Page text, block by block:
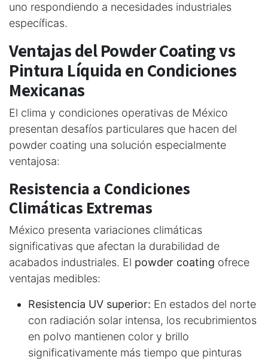
uno respondiendo a necesidades industriales
específicas.
Ventajas del Powder Coating vs
Pintura Líquida en Condiciones
Mexicanas
El clima y condiciones operativas de México
presentan desafíos particulares que hacen del
powder coating una solución especialmente
ventajosa:
Resistencia a Condiciones
Climáticas Extremas
México presenta variaciones climáticas
significativas que afectan la durabilidad de
acabados industriales. El powder coating ofrece
ventajas medibles:
Resistencia UV superior: En estados del norte
con radiación solar intensa, los recubrimientos
en polvo mantienen color y brillo
significativamente más tiempo que pinturas